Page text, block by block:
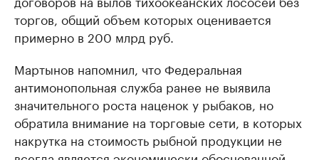
торгов, общий объем которых оценивается
примерно в 200 млрд руб.
Мартынов напомнил, что Федеральная
антимонопольная служба ранее не выявила
значительного роста наценок у рыбаков, но
обратила внимание на торговые сети, в которых
накрутка на стоимость рыбной продукции не